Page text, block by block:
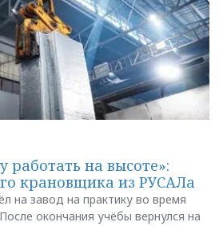
работать на высоте»:
крановщика из РУСАЛа
на завод на практику во время
окончания учёбы вернулся на